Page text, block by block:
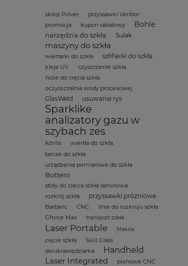
sklep Polver
przyssawki Veribor
promocja
kupon rabatowy Bohle
narzędzia do szkła Sulak
maszyny do szkła
wiertarki do szkła szlifierki do szkła
kleje UV
czyszczenie szkła
noże do cięcia szkła
oczyszczalnia wody procesowej
GlasWeld usuwanie rys
Sparklike
analizatory gazu w
szybach zes
Kdrills
wiertła do szkła
tarcze do szkła
urządzenia pomiarowe do szkła
Bottero
stoły do cięcia szkła laminowa
rozkrój szkła
przyssawki próżniowe
Barbaric CNC
linie do rozkroju szkła
Gforce Max
transport szkła
Laser Portable Makita
cięcie szkła
Skill Glass
dwukrawędziarka
Handheld
Laser Integrated
pionowe CNC